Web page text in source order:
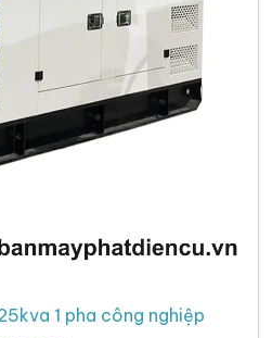
1 pha công nghiệp